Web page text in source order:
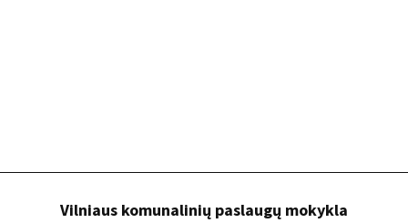
Vilniaus komunalinių paslaugų mokykla